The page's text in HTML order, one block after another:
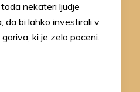
nekateri ljudje
da bi lahko investirali v
ki je zelo poceni.